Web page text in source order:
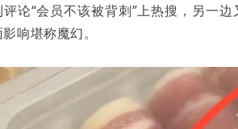
论“会员不该被背刺”上热搜，另一边
响堪称魔幻。